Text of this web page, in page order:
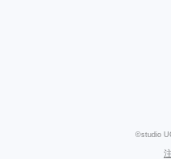
©studio